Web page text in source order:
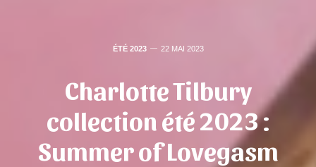
ÉTÉ 2023 22 MAI 2023
Charlotte Tilbury
collection été 2023 :
Summer of Lovegasm